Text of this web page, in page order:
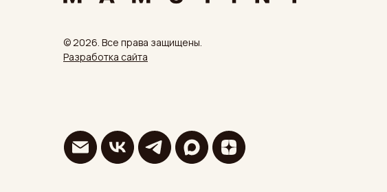
© 2026. Все права защищены.
Разработка сайта